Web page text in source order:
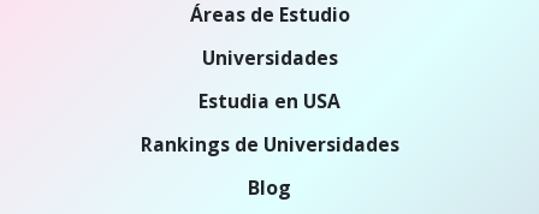
Áreas de Estudio
Universidades
Estudia en USA
Rankings de Universidades
Blog